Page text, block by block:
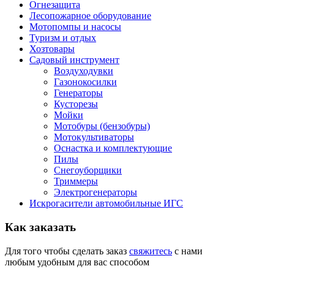
Огнезащита
Лесопожарное оборудование
Мотопомпы и насосы
Туризм и отдых
Хозтовары
Садовый инструмент
Воздуходувки
Газонокосилки
Генераторы
Кусторезы
Мойки
Мотобуры (бензобуры)
Мотокультиваторы
Оснастка и комплектующие
Пилы
Снегоуборщики
Триммеры
Электрогенераторы
Искрогасители автомобильные ИГС
Как заказать
Для того чтобы сделать заказ свяжитесь с нами
любым удобным для вас способом